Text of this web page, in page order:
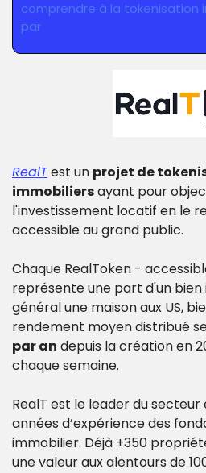
comprendre à la tokenisation
par
RealT est un projet de
immobiliers ayant pour
l'investissement locatif en le
accessible au grand public.
Chaque RealToken -
représente une part d'un
général une maison aux US,
rendement moyen distribué
par an depuis la création en
chaque semaine.
RealT est le leader du secteur
années d’expérience des
immobilier. Déjà +350
une valeur aux alentours de